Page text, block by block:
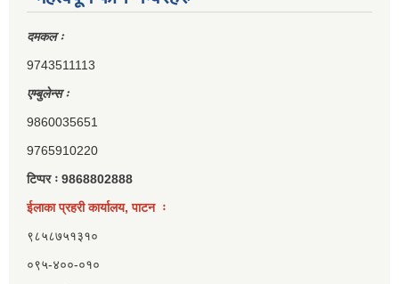
दमकल ः
9743511113
एम्बुलेन्स ः
9860035651
9765910220
टिप्पर ः 9868802888
ईलाका प्रहरी कार्यालय, पाटन ः
९८५८७५१३१०
०९५-४००-०१०